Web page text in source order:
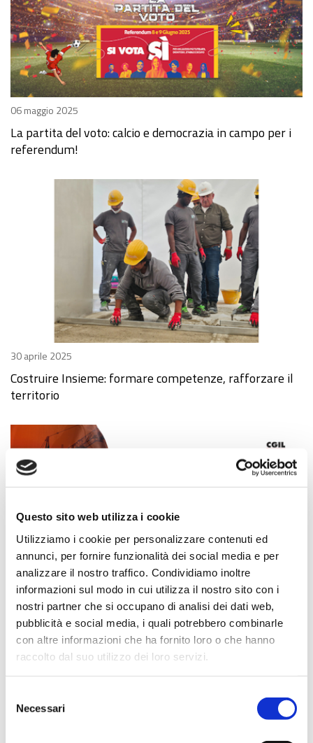
Questo sito web utilizza i cookie
Utilizziamo i cookie per personalizzare contenuti ed
annunci, per fornire funzionalità dei social media e per
analizzare il nostro traffico. Condividiamo inoltre
informazioni sul modo in cui utilizza il nostro sito con i
nostri partner che si occupano di analisi dei dati web,
pubblicità e social media, i quali potrebbero combinarle
con altre informazioni che ha fornito loro o che hanno
raccolto dal suo utilizzo dei loro servizi.
delNecessari
06 maggio 2025
La partita del voto: calcio e democrazia in campo per i
referendum!
30 aprile 2025
Costruire Insieme: formare competenze, rafforzare il
territorio
28 aprile 2025
28 aprile, Giornata mondiale per la salute e la sicurezza
sul lavoro